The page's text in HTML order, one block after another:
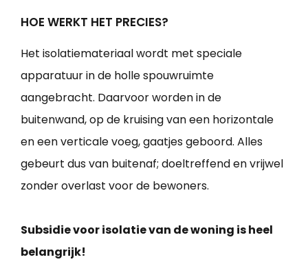
HOE WERKT HET PRECIES?
Het isolatiemateriaal wordt met speciale
apparatuur in de holle spouwruimte
aangebracht. Daarvoor worden in de
buitenwand, op de kruising van een horizontale
en een verticale voeg, gaatjes geboord. Alles
gebeurt dus van buitenaf; doeltreffend en vrijwel
zonder overlast voor de bewoners.
Subsidie voor isolatie van de woning is heel
belangrijk!